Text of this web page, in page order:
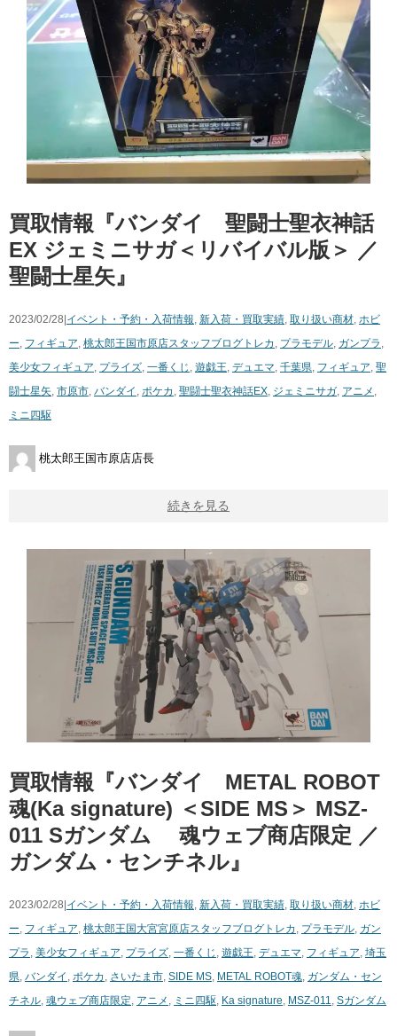
買取情報『バンダイ 聖闘士聖衣神話
EX ​ジェミニサガ＜リバイバル版＞ ／
聖闘士星矢』
2023/02/28|イベント・予約・入荷情報 新入荷・買取実績 取り扱い商材 ホビ
ー フィギュア 桃太郎王国市原店スタッフブログ トレカ プラモデル ガンプラ
美少女フィギュア プライズ 一番くじ 遊戯王 デュエマ 千葉県 フィギュア 聖
闘士星矢 市原市 バンダイ ポケカ 聖闘士聖衣神話EX ジェミニサガ アニメ
ミニ四駆
桃太郎王国市原店店長
続きを見る
買取情報『バンダイ METAL ​ROBOT
魂(Ka ​signature) ​＜SIDE ​MS＞ ​MSZ-
011 ​Sガンダム ​魂ウェブ商店限定 ​／
ガンダム・センチネル』
2023/02/28| イベント・予約・入荷情報, 新入荷・買取実績, 取り扱い商材, ホビ
ー, フィギュア, 桃太郎王国大宮宮原店スタッフブログ トレカ , プラモデル, ガン
プラ , 美少女フィギュア, プライズ, 一番くじ , 遊戯王, デュエマ, フィギュア, 埼玉
県, バンダイ , ポケカ , さいたま市, SIDE ​MS, METAL ​ROBOT魂, ガンダム・セン
チネル, ​魂ウェブ商店限定, アニメ , ミニ四駆, Ka ​signature, ​MSZ-011, Sガンダム